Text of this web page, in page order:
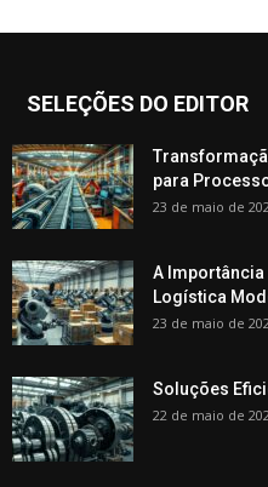
SELEÇÕES DO EDITOR
para
23 de maio de
A Importância
Logística
23 de maio de
Soluções
22 de maio de